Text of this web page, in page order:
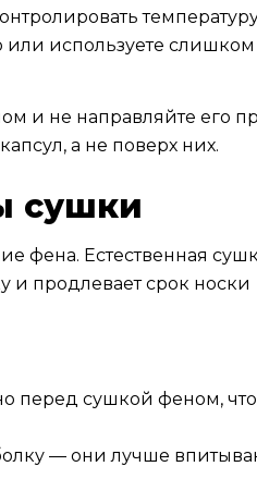
используете
и не направляйте его
а не поверх них.
сушки
фена. Естественная
и продлевает срок носки
перед сушкой феном,
— они лучше